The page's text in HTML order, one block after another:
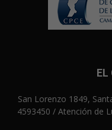
EL
San Lorenzo 1849,
4593450 / Atención de